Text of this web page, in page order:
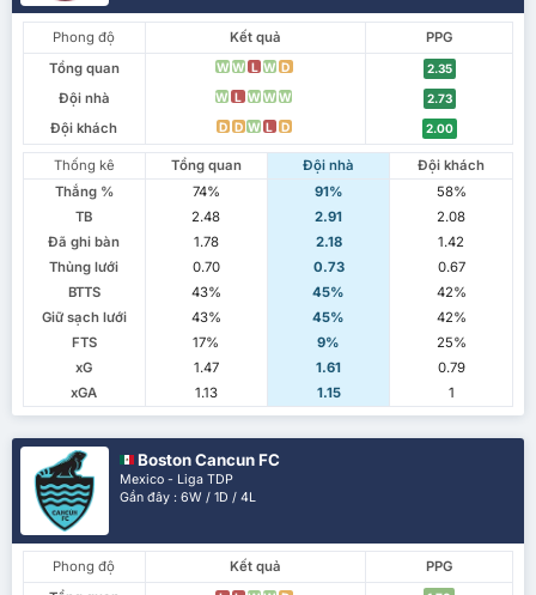
Phong độ Kết quả
PPG
Tổng quan
W W L W D 2.35
Đội nhà W L W W W 2.73
Đội khách D D W L D 2.00
Thống kê Tổng quan Đội nhà
Đội khách
Thắng %
74% 91%
58%
TB
2.48 2.91
2.08
Đã ghi bàn
1.78 2.18
1.42
Thủng lưới
0.70 0.73
0.67
BTTS
43% 45%
42%
Giữ sạch lưới
43% 45%
42%
FTS
17% 9%
25%
xG
1.47 1.61
0.79
xGA
1.13 1.15 1
Boston Cancun FC
Mexico - Liga TDP
Gần đây : 6W / 1D / 4L
Phong độ Kết quả
PPG